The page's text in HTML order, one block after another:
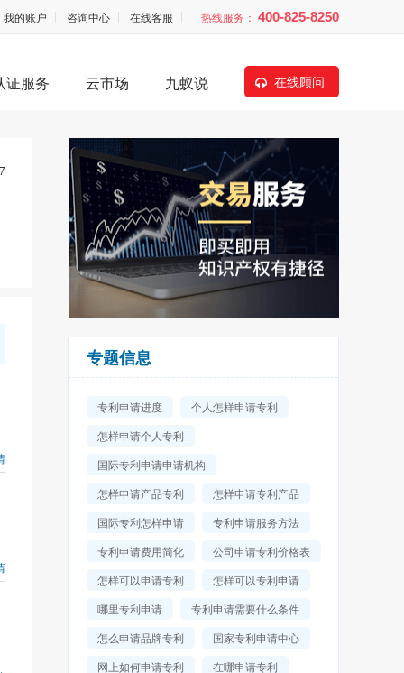
我的账户 咨询中心 在线客服 热线服务： 400-825-8250
在线顾问
证服务 云市场 九蚁说
专题信息
专利申请进度
个人怎样申请专利
怎样申请个人专利
国际专利申请申请机构
怎样申请产品专利
怎样申请专利产品
国际专利怎样申请
专利申请服务方法
专利申请费用简化
公司申请专利价格表
怎样可以申请专利
怎样可以专利申请
哪里专利申请
专利申请需要什么条件
怎么申请品牌专利
国家专利申请中心
网上如何申请专利
在哪申请专利